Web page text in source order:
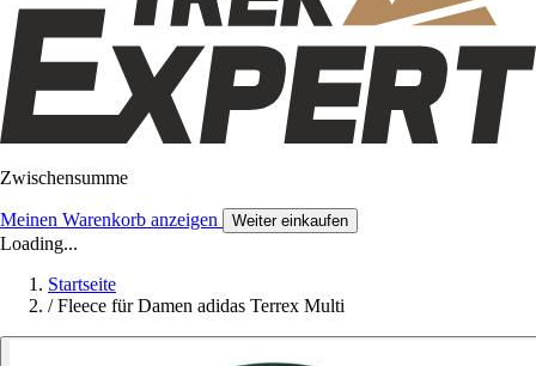
Zwischensumme
Meinen Warenkorb anzeigen Weiter einkaufen
Loading...
Startseite
/ Fleece für Damen adidas Terrex Multi